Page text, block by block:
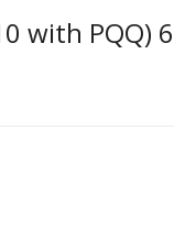
with PQQ)